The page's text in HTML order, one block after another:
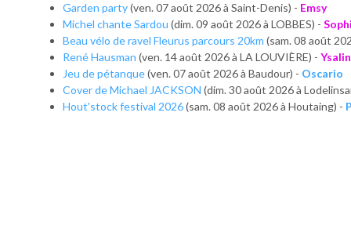
Garden party(ven. 07 août 2026 à Saint-Denis) - Emsy
Michel chante Sardou (dim. 09 août 2026 à LOBBES) -
Beau vélo de ravel Fleurus parcours 20km (sam. 08 août
René Hausman (ven. 14 août 2026 à LA LOUVIÈRE) -
Jeu de pétanque(ven. 07 août 2026 à Baudour) - Oscario
Cover de Michael JACKSON (dim. 30 août 2026 à
Hout'stock festival 2026(sam. 08 août 2026 à Houtaing) -